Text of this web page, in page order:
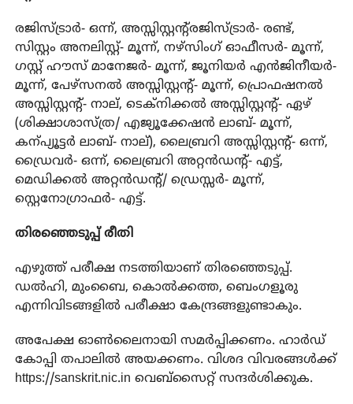
രജിസ്ട്രാർ- ഒന്ന്, അസ്സിസ്റ്റന്റ്‌രജിസ്ട്രാർ- രണ്ട്,
സിസ്റ്റം അനലിസ്റ്റ്- മൂന്ന്, നഴ്‌സിംഗ് ഓഫീസർ- മൂന്ന്,
ഗസ്റ്റ് ഹൗസ് മാനേജർ- മൂന്ന്, ജൂനിയർ എൻജിനീയർ-
മൂന്ന്, പേഴ്‌സനൽ അസ്സിസ്റ്റന്റ്‌- മൂന്ന്, പ്രൊഫഷനൽ
അസ്സിസ്റ്റന്റ്- നാല്, ടെക്നിക്കൽ അസ്സിസ്റ്റന്റ്‌- ഏഴ്
(ശിക്ഷാശാസ്ത്ര/ എജ്യൂക്കേഷൻ ലാബ്- മൂന്ന്,
കന്പ്യൂട്ടർ ലാബ്- നാല്), ലൈബ്രറി അസ്സിസ്റ്റന്റ്- ഒന്ന്,
ഡ്രൈവർ- ഒന്ന്, ലൈബ്രറി അറ്റൻഡന്റ്- എട്ട്,
മെഡിക്കൽ അറ്റൻഡന്റ്/ ഡ്രെസ്സർ- മൂന്ന്,
സ്റ്റെനോഗ്രാഫർ- എട്ട്.
തിരഞ്ഞെടുപ്പ് രീതി
എഴുത്ത് പരീക്ഷ നടത്തിയാണ് തിരഞ്ഞെടുപ്പ്.
ഡൽഹി, മുംബൈ, കൊൽക്കത്ത, ബെംഗളൂരു
എന്നിവിടങ്ങളിൽ പരീക്ഷാ കേന്ദ്രങ്ങളുണ്ടാകും.
അപേക്ഷ ഓൺലൈനായി സമർപ്പിക്കണം. ഹാർഡ്
കോപ്പി തപാലിൽ അയക്കണം. വിശദ വിവരങ്ങൾക്ക്
https://sanskrit.nic.in വെബ്‌സൈറ്റ് സന്ദർശിക്കുക.